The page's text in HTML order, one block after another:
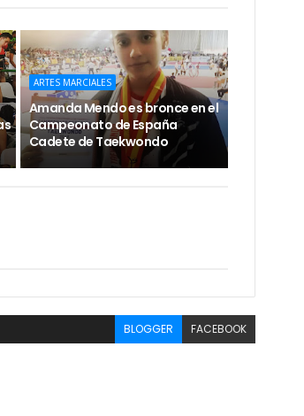
ARTES MARCIALES
Amanda Mendo es bronce en el
Campeonato de España
Cadete de Taekwondo
BLOGGER FACEBOOK